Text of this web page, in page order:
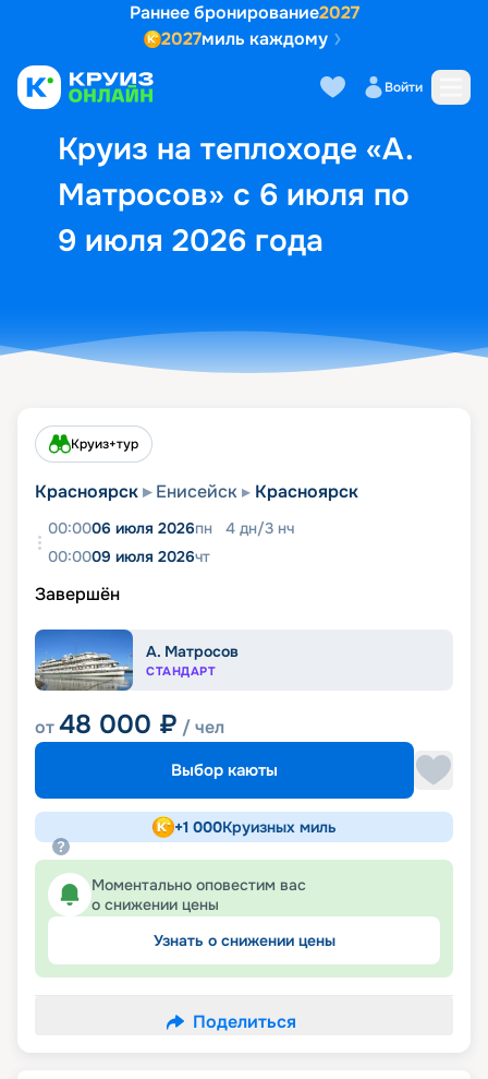
Раннее бронирование2027
2027миль каждому
Войти
Круиз на теплоходе «А.
Матросов» с 6 июля по
9 июля 2026 года
Выбор кают Маршрут и
Круиз+тур
Красноярск Енисейск Красноярск
00:0006 июля 2026пн 4 дн/3 нч
00:0009 июля 2026чт
Завершён
А. Матросов
СТАНДАРТ
от48 000 ₽ / чел
Выбор каюты
+1 000Круизных миль
Моментально оповестим вас
о снижении цены
Узнать о снижении цены
Поделиться